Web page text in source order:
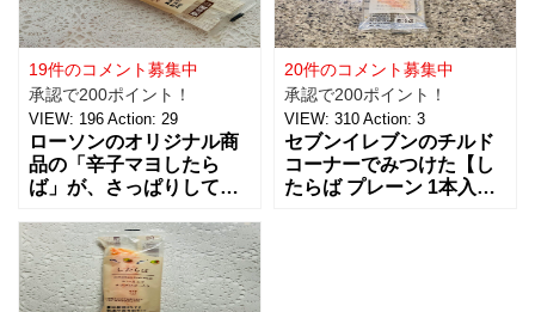
19件のコメント募集中
承認で200ポイント！
VIEW: 196 Action: 29
ローソンのオリジナル商
品の「辛子マヨしたら
ば」が、さっぱりして美
てみました。最近のコン
ビニは品揃えがスーパー
マーケット並みになって
きて、何
20件のコメント募集中
承認で200ポイント！
VIEW: 310 Action: 3
セブンイレブンのチルド
コーナーでみつけた【し
たらば プレーン 1本入】